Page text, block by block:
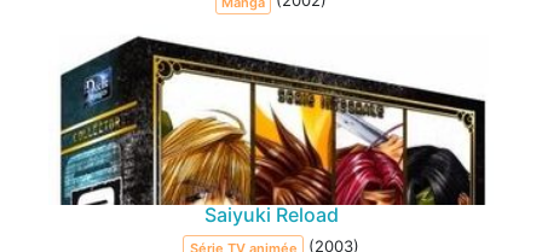
Saiyuki Reload
Série TV animée (2003)